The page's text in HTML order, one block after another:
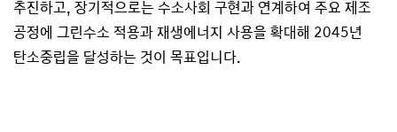
추진하고, 장기적으로는 수소사회 구현과 연계하여 주요 제조
공정에 그린수소 적용과 재생에너지 사용을 확대해 2045년
탄소중립을 달성하는 것이 목표입니다.